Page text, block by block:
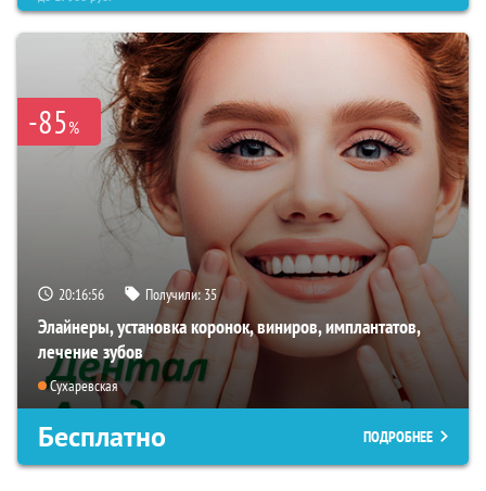
-85%
20:16:55 Получили:35
Элайнеры, установка коронок, виниров, имплантатов,
лечение зубов
Сухаревская
Бесплатно ПОДРОБНЕЕ